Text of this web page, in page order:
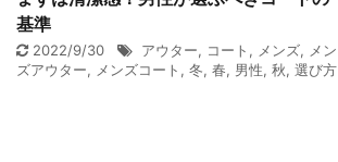
基準
2022/9/30 アウター, コート , メンズ, メン
ズアウター, メンズコート , 冬, 春, 男性, 秋, 選び方